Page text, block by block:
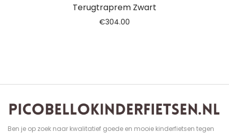
Terugtraprem Zwart
€304.00
Ben je op zoek naar kwalitatief goede en mooie kinderfietsen tegen